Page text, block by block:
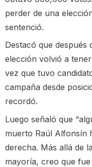
perder de una
sentenció.
Destacó que después
elección volvió a
vez que tuvo
campaña desde
recordó.
Luego señaló que
muerto Raúl Alfonsín
derecha. Más allá de
mayoría, creo que